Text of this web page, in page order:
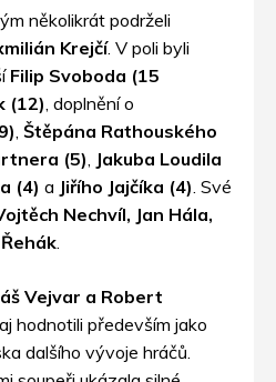
několikrát podrželi
Krejčí. V poli byli
Filip Svoboda (15
(12) , doplnění o
Štěpána Rathouského
(5) Jakuba Loudila
(4) a Jiřího Jajčíka (4) . Své
Nechvíl, Jan Hála,
Vejvar a Robert
hodnotili především jako
dalšího vývoje hráčů.